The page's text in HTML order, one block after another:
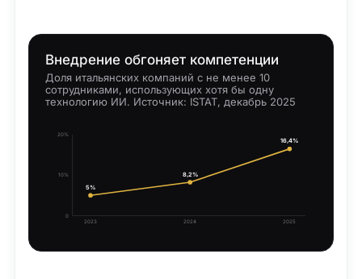
Внедрение обгоняет компетенции
Доля итальянских компаний с не менее 10
сотрудниками, использующих хотя бы одну
технологию ИИ. Источник: ISTAT, декабрь 2025
20%
10%
0
5%
8,2%
16,4%
2023 2024 2025